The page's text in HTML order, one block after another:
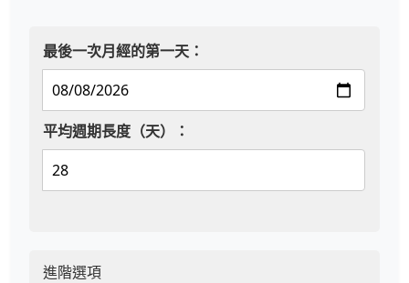
最後一次月經的第一天：
平均週期長度（天）：
進階選項